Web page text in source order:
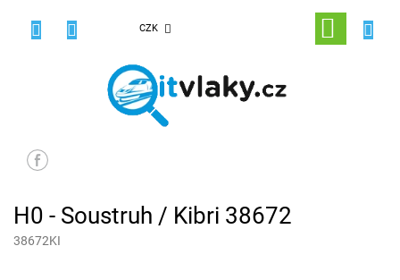
CZK
NÁKUPNÍ
KOŠÍK
H0 - Soustruh / Kibri 38672
38672KI